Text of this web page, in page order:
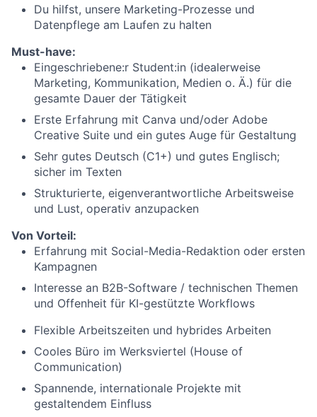
Du hilfst, unsere Marketing-Prozesse und
Datenpflege am Laufen zu halten
Must-have:
Eingeschriebene:r Student:in (idealerweise
Marketing, Kommunikation, Medien o. Ä.) für die
gesamte Dauer der Tätigkeit
Erste Erfahrung mit Canva und/oder Adobe
Creative Suite und ein gutes Auge für Gestaltung
Sehr gutes Deutsch (C1+) und gutes Englisch;
sicher im Texten
Strukturierte, eigenverantwortliche Arbeitsweise
und Lust, operativ anzupacken
Von Vorteil:
Erfahrung mit Social-Media-Redaktion oder ersten
Kampagnen
Interesse an B2B-Software / technischen Themen
und Offenheit für KI-gestützte Workflows
Flexible Arbeitszeiten und hybrides Arbeiten
Cooles Büro im Werksviertel (House of
Communication)
Spannende, internationale Projekte mit
gestaltendem Einfluss